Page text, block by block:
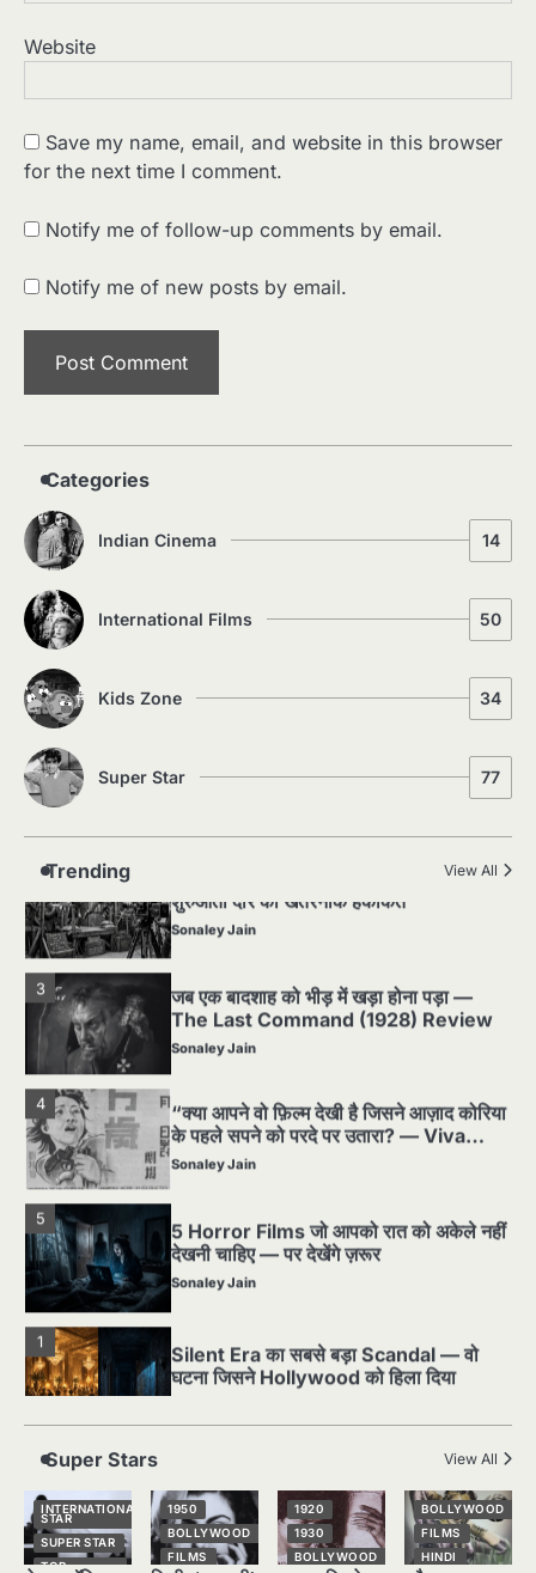
Website
Save my name, email, and website in this browser
for the next time I comment.
Notify me of follow-up comments by email.
Notify me of new posts by email.
Categories
Indian Cinema 14
International Films 50
Kids Zone 34
Super Star 77
Trending View All
2
Sonaley Jain
3
The Last Command (1928) Review
Sonaley Jain
के पहले सपने को परदे पर उतारा? — Viva
5
5 Horror Films जो आपको रात को अकेले नहीं
1
घटना जिसने Hollywood को हिला दिया
2
पसीने और खून से लिखी गई मूक सिनेमा की कहानी:
Sonaley Jain
3
जब एक बादशाह को भीड़ में खड़ा होना पड़ा —
The Last Command (1928) Review
Sonaley Jain
4
“क्या आपने वो फ़िल्म देखी है जिसने आज़ाद कोरिया
के पहले सपने को परदे पर उतारा? — Viva
Freedom! (1946) रिव्यू”
Sonaley Jain
5
5 Horror Films जो आपको रात को अकेले नहीं
देखनी चाहिए — पर देखेंगे ज़रूर
1
Silent Era का सबसे बड़ा Scandal — वो
घटना जिसने Hollywood को हिला दिया
Sonaley Jain
2
पसीने और खून से लिखी गई मूक सिनेमा की कहानी:
3
जब एक बादशाह को भीड़ में खड़ा होना पड़ा —
The Last Command (1928) Review
Sonaley Jain
Super Stars View All
INTERNATIONAL
STAR
SUPER STAR
TOP
1950
BOLLYWOOD
FILMS
1920
1930
BOLLYWOOD
BOLLYWOOD
FILMS
HINDI